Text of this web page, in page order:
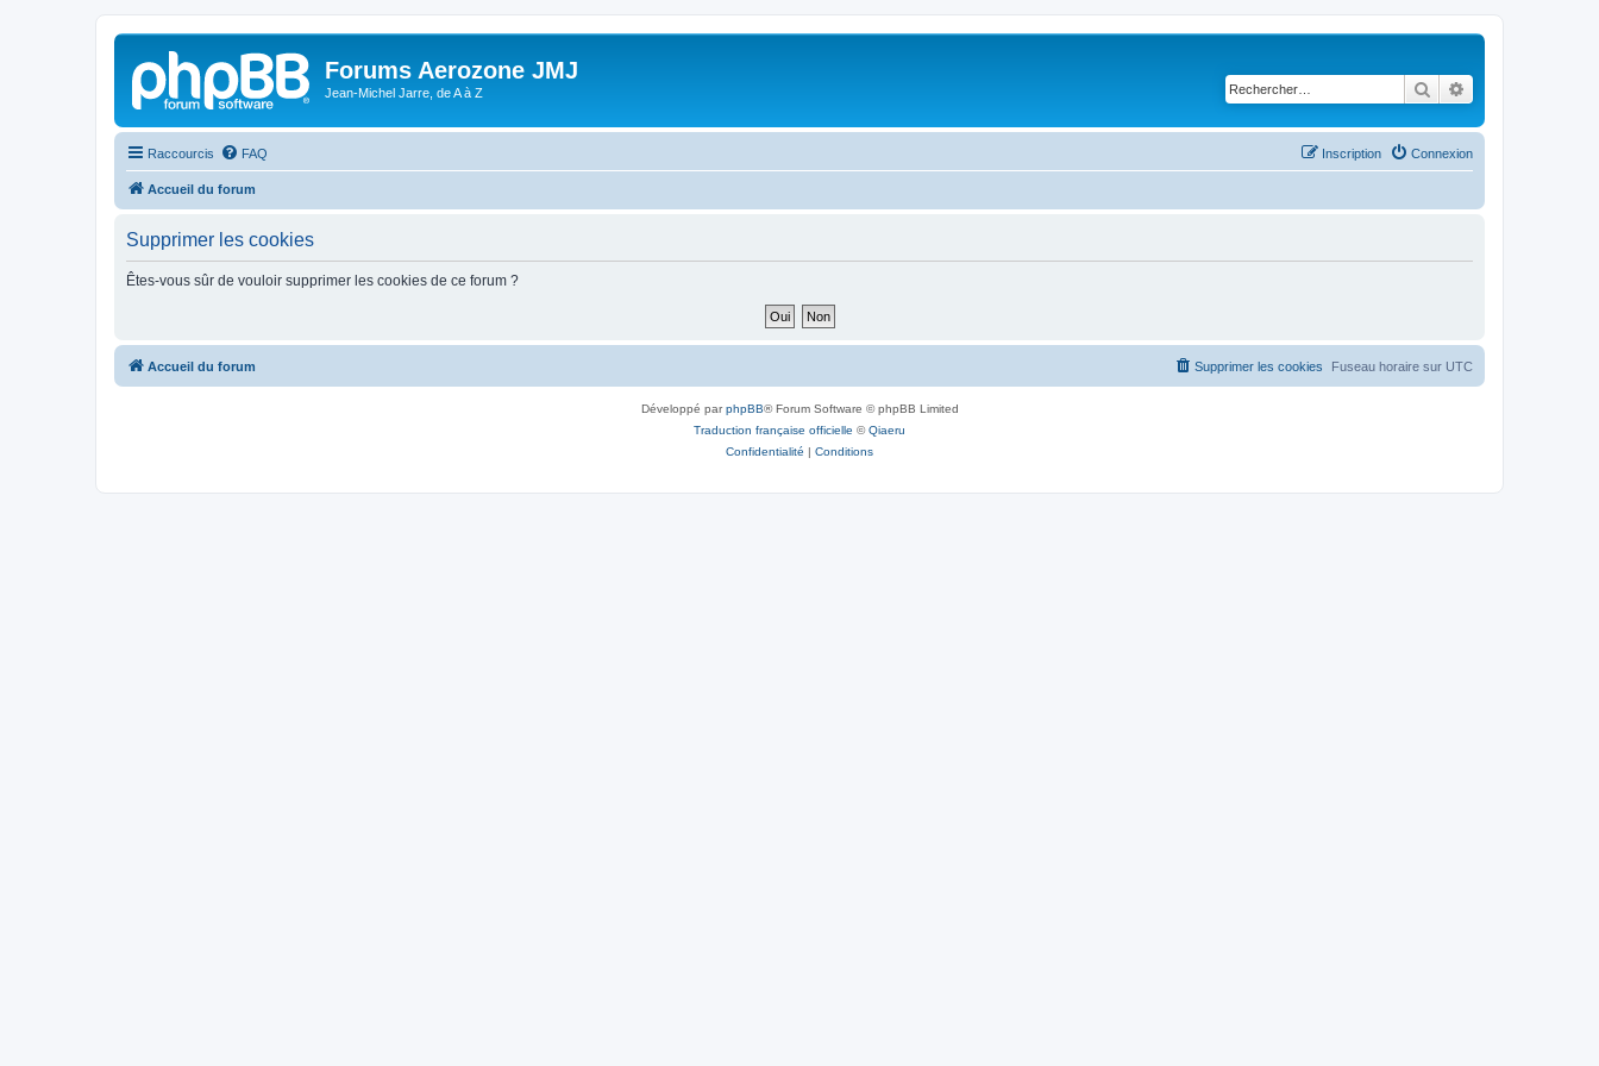
Forums Aerozone JMJ
Jean-Michel Jarre, de A à Z Rechercher
Raccourcis FAQ Connexion
Inscription
Accueil du forum
Supprimer les cookies
Êtes-vous sûr de vouloir supprimer les cookies de ce forum ?
Accueil du forum Fuseau horaire sur UTC
Supprimer les cookies
Développé parphpBB® Forum Software © phpBB Limited
Traduction française officielle ©Qiaeru
Confidentialité | Conditions